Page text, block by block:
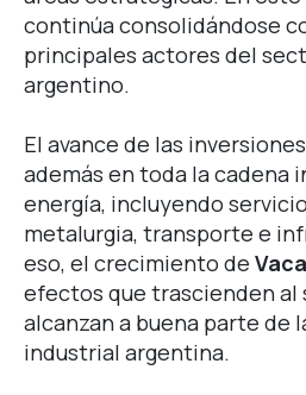
continúa consolidándose
principales actores del
argentino.
El avance de las
además en toda la cadena
energía, incluyendo
metalurgia, transporte e
eso, el crecimiento de
efectos que trascienden
alcanzan a buena parte de
industrial argentina.